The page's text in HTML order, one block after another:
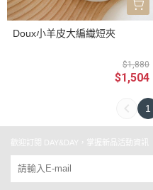
Doux小羊皮大編織短夾
$1,880
$1,504
1
歡迎訂閱 DAY&DAY，掌握新品活動資訊